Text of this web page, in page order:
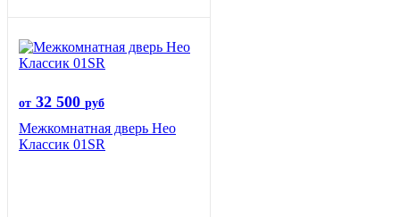
от 32 500 руб
Межкомнатная дверь Нео
Классик 01SR